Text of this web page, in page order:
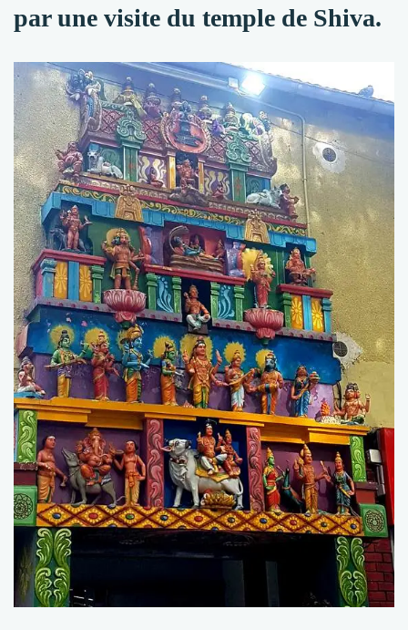
par une visite du temple de Shiva.